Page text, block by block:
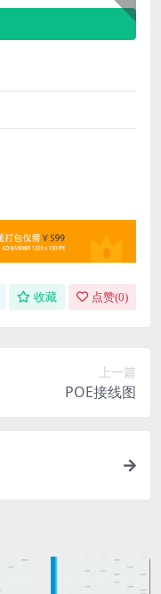
收藏 点赞(0)
上一篇
POE接线图